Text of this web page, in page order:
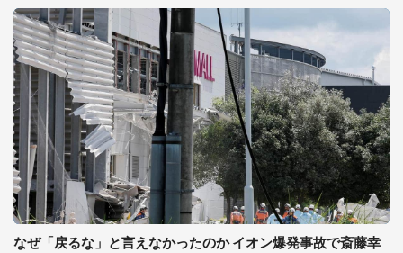
なぜ「戻るな」と言えなかったのか イオン爆発事故で斎藤幸